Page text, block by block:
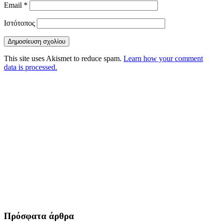
Email *
Ιστότοπος
This site uses Akismet to reduce spam. Learn how your comment
data is processed.
Πρόσφατα άρθρα